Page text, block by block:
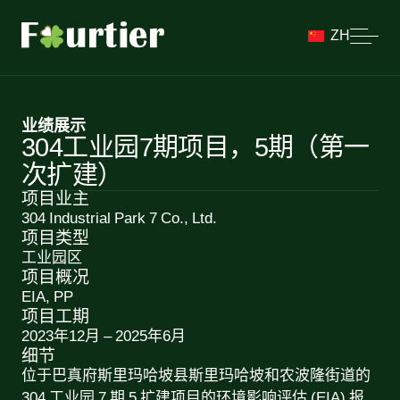
ZH
业绩展示
304工业园7期项目，5期（第一
次扩建）
项目业主
304 Industrial Park 7 Co., Ltd.
项目类型
工业园区
项目概况
EIA, PP
项目工期
2023年12月 – 2025年6月
细节
位于巴真府斯里玛哈坡县斯里玛哈坡和农波隆街道的